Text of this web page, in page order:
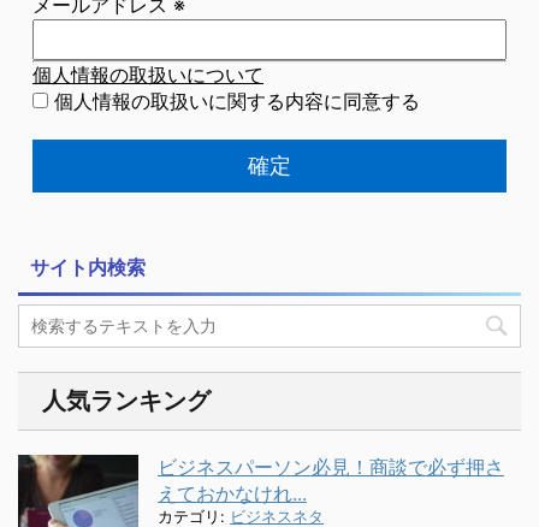
個人情報の取扱いについて
個人情報の取扱いに関する内容に同意する
サイト内検索
人気ランキング
ビジネスパーソン必見！商談で必ず押さ
えておかなけれ...
カテゴリ: ビジネスネタ